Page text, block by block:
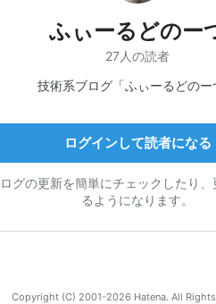
ふぃーるどのー
27人の読者
技術系ブログ「ふぃーるどのー
ログインして読者になる
グの更新を簡単にチェックしたり
るようになります。
Copyright (C) 2001-2026 Hatena. All Rights